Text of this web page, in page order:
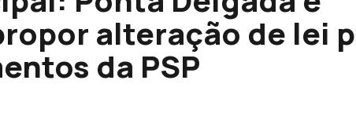
alteração de lei
da PSP